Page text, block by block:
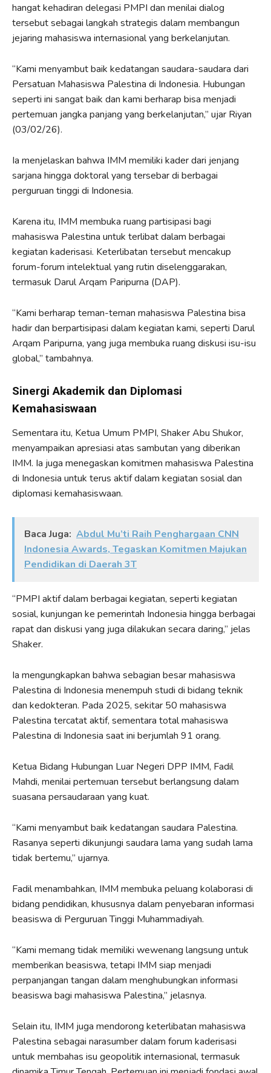
hangat kehadiran delegasi PMPI dan menilai dialog
tersebut sebagai langkah strategis dalam membangun
jejaring mahasiswa internasional yang berkelanjutan.
“Kami menyambut baik kedatangan saudara-saudara dari
Persatuan Mahasiswa Palestina di Indonesia. Hubungan
seperti ini sangat baik dan kami berharap bisa menjadi
pertemuan jangka panjang yang berkelanjutan,” ujar Riyan
(03/02/26).
Ia menjelaskan bahwa IMM memiliki kader dari jenjang
sarjana hingga doktoral yang tersebar di berbagai
perguruan tinggi di Indonesia.
Karena itu, IMM membuka ruang partisipasi bagi
mahasiswa Palestina untuk terlibat dalam berbagai
kegiatan kaderisasi. Keterlibatan tersebut mencakup
forum-forum intelektual yang rutin diselenggarakan,
termasuk Darul Arqam Paripurna (DAP).
“Kami berharap teman-teman mahasiswa Palestina bisa
hadir dan berpartisipasi dalam kegiatan kami, seperti Darul
Arqam Paripurna, yang juga membuka ruang diskusi isu-isu
global,” tambahnya.
Sinergi Akademik dan Diplomasi
Kemahasiswaan
Sementara itu, Ketua Umum PMPI, Shaker Abu Shukor,
menyampaikan apresiasi atas sambutan yang diberikan
IMM. Ia juga menegaskan komitmen mahasiswa Palestina
di Indonesia untuk terus aktif dalam kegiatan sosial dan
diplomasi kemahasiswaan.
Baca Juga: Abdul Mu’ti Raih Penghargaan CNN
Indonesia Awards, Tegaskan Komitmen Majukan
Pendidikan di Daerah 3T
“PMPI aktif dalam berbagai kegiatan, seperti kegiatan
sosial, kunjungan ke pemerintah Indonesia hingga berbagai
rapat dan diskusi yang juga dilakukan secara daring,” jelas
Shaker.
Ia mengungkapkan bahwa sebagian besar mahasiswa
Palestina di Indonesia menempuh studi di bidang teknik
dan kedokteran. Pada 2025, sekitar 50 mahasiswa
Palestina tercatat aktif, sementara total mahasiswa
Palestina di Indonesia saat ini berjumlah 91 orang.
Ketua Bidang Hubungan Luar Negeri DPP IMM, Fadil
Mahdi, menilai pertemuan tersebut berlangsung dalam
suasana persaudaraan yang kuat.
“Kami menyambut baik kedatangan saudara Palestina.
Rasanya seperti dikunjungi saudara lama yang sudah lama
tidak bertemu,” ujarnya.
Fadil menambahkan, IMM membuka peluang kolaborasi di
bidang pendidikan, khususnya dalam penyebaran informasi
beasiswa di Perguruan Tinggi Muhammadiyah.
“Kami memang tidak memiliki wewenang langsung untuk
memberikan beasiswa, tetapi IMM siap menjadi
perpanjangan tangan dalam menghubungkan informasi
beasiswa bagi mahasiswa Palestina,” jelasnya.
Selain itu, IMM juga mendorong keterlibatan mahasiswa
Palestina sebagai narasumber dalam forum kaderisasi
untuk membahas isu geopolitik internasional, termasuk